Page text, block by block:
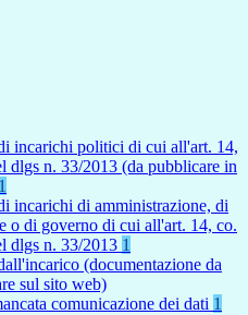
incarichi politici di cui all'art. 14,
dlgs n. 33/2013 (da pubblicare in
1
incarichi di amministrazione, di
o di governo di cui all'art. 14, co.
dlgs n. 33/2013 1
(documentazione da
sul sito web)
comunicazione dei dati 1